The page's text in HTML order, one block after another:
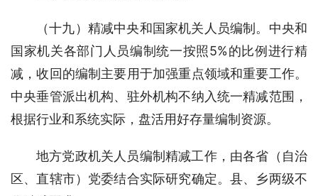
（十九）精减中央和国家机关人员编制。中央和
国家机关各部门人员编制统一按照5%的比例进行精
减，收回的编制主要用于加强重点领域和重要工作。
中央垂管派出机构、驻外机构不纳入统一精减范围，
根据行业和系统实际，盘活用好存量编制资源。
地方党政机关人员编制精减工作，由各省（自治
区、直辖市）党委结合实际研究确定。县、乡两级不